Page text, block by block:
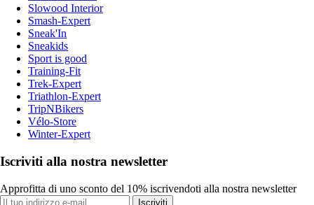
Slowood Interior
Smash-Expert
Sneak'In
Sneakids
Sport is good
Training-Fit
Trek-Expert
Triathlon-Expert
TripNBikers
Vélo-Store
Winter-Expert
Iscriviti alla nostra newsletter
Approfitta di uno sconto del 10% iscrivendoti alla nostra newsletter
Iscriviti